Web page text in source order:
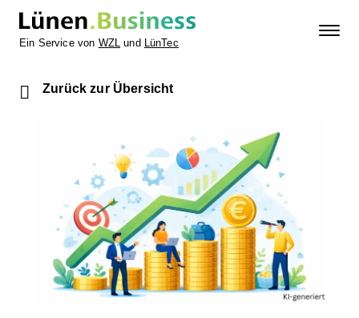
Ein Service von WZL und LünTec
Zurück zur Übersicht